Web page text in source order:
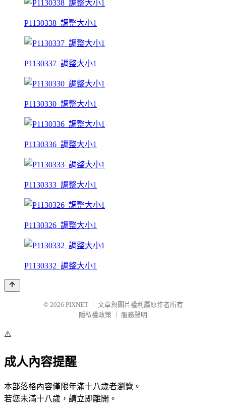
P1130338_調整大小1
P1130337_調整大小1
P1130330_調整大小1
P1130336_調整大小1
P1130333_調整大小1
P1130326_調整大小1
P1130332_調整大小1
© 2026 PIXNET
文章與圖片權利屬原作者所有
隱私權政策
服務聲明
⚠️
成人內容提醒
本部落格內容僅限年滿十八歲者瀏覽。
若您未滿十八歲，請立即離開。